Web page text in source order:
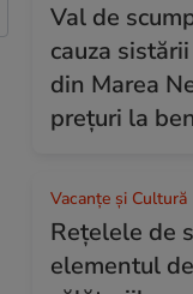
Val de
cauza
din Marea
prețuri la
Vacanțe și Cultură
Rețelele de
elementul